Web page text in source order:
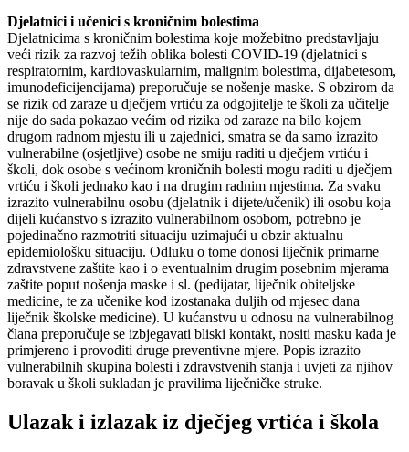
Djelatnici i učenici s kroničnim bolestima
Djelatnicima s kroničnim bolestima koje možebitno predstavljaju
veći rizik za razvoj težih oblika bolesti COVID-19 (djelatnici s
respiratornim, kardiovaskularnim, malignim bolestima, dijabetesom,
imunodeficijencijama) preporučuje se nošenje maske. S obzirom da
se rizik od zaraze u dječjem vrtiću za odgojitelje te školi za učitelje
nije do sada pokazao većim od rizika od zaraze na bilo kojem
drugom radnom mjestu ili u zajednici, smatra se da samo izrazito
vulnerabilne (osjetljive) osobe ne smiju raditi u dječjem vrtiću i
školi, dok osobe s većinom kroničnih bolesti mogu raditi u dječjem
vrtiću i školi jednako kao i na drugim radnim mjestima. Za svaku
izrazito vulnerabilnu osobu (djelatnik i dijete/učenik) ili osobu koja
dijeli kućanstvo s izrazito vulnerabilnom osobom, potrebno je
pojedinačno razmotriti situaciju uzimajući u obzir aktualnu
epidemiološku situaciju. Odluku o tome donosi liječnik primarne
zdravstvene zaštite kao i o eventualnim drugim posebnim mjerama
zaštite poput nošenja maske i sl. (pedijatar, liječnik obiteljske
medicine, te za učenike kod izostanaka duljih od mjesec dana
liječnik školske medicine). U kućanstvu u odnosu na vulnerabilnog
člana preporučuje se izbjegavati bliski kontakt, nositi masku kada je
primjereno i provoditi druge preventivne mjere. Popis izrazito
vulnerabilnih skupina bolesti i zdravstvenih stanja i uvjeti za njihov
boravak u školi sukladan je pravilima liječničke struke.
Ulazak i izlazak iz dječjeg vrtića i škola